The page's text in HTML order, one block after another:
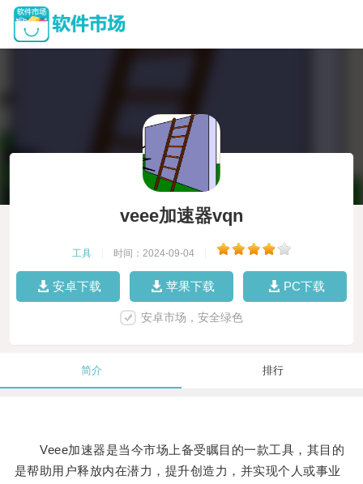
veee加速器vqn
工具 时间：2024-09-04
安卓下载 苹果下载 PC下载
安卓市场，安全绿色
简介 排行
Veee加速器是当今市场上备受瞩目的一款工具，其目的
是帮助用户释放内在潜力，提升创造力，并实现个人或事业